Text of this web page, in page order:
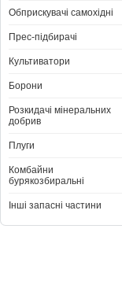
Обприскувачі самохідні
Прес-підбирачі
Культиватори
Борони
Розкидачі мінеральних
добрив
Плуги
Комбайни
бурякозбиральні
Інші запасні частини